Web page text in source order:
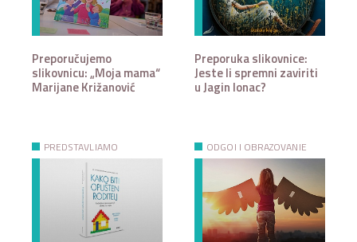
Preporučujemo
slikovnicu: „Moja mama“
Marijane Križanović
Preporuka slikovnice:
Jeste li spremni zaviriti
u Jagin lonac?
PREDSTAVLJAMO ODGOJ I OBRAZOVANJE